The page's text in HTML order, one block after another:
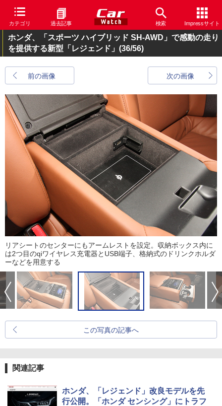
カテゴリ 過去記事 検索 Impressサイト
ホンダ、「スポーツ ハイブリッド SH-AWD」で感動の走り
を提供する新型「レジェンド」 (36/56)
前の画像 次の画像
リアシートのセンターにもアームレストを設定。収納ボックス内に
は2つ目のqiワイヤレス充電器とUSB端子、格納式のドリンクホルダ
ーなどを用意する
この写真の記事へ
関連記事
ホンダ、「レジェンド」改良モデルを先
行公開。「ホンダ センシング」にトラフ